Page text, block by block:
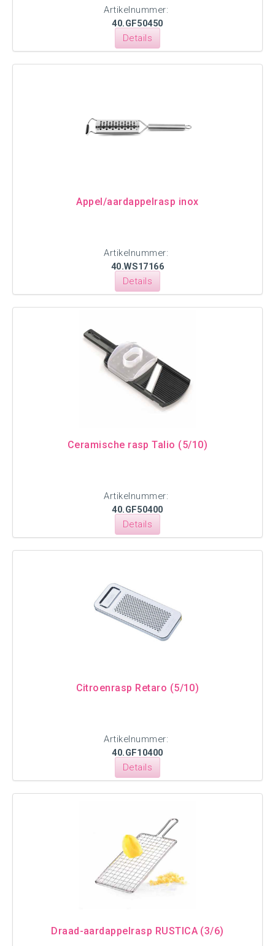
Artikelnummer:
40.GF50450
Details
Appel/aardappelrasp inox
Artikelnummer:
40.WS17166
Details
Ceramische rasp Talio (5/10)
Artikelnummer:
40.GF50400
Details
Citroenrasp Retaro (5/10)
Artikelnummer:
40.GF10400
Details
Draad-aardappelrasp RUSTICA (3/6)